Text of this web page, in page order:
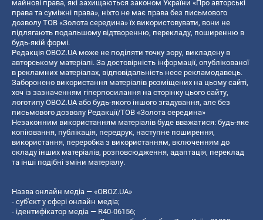
майнові права, які захищаються законом України «Про авторські
права та суміжні права», ніхто не має права без письмового
дозволу ТОВ «Золота середина» їх використовувати, вони не
підлягають подальшому відтворенню, перекладу, поширенню в
будь-якій формі.
Редакція OBOZ.UA може не поділяти точку зору, викладену в
авторському матеріалі. За достовірність інформації, опублікованої
в рекламних матеріалах, відповідальність несе рекламодавець.
Заборонено використання матеріалів розміщених на цьому сайті,
хоч із зазначенням гіперпосилання на сторінку цього сайту,
логотипу OBOZ.UA або будь-якого іншого згадування, але без
письмового дозволу Редакції/ТОВ «Золота середина»
Незаконним використанням матеріалів буде вважатися: будь-яке
копiювання, публiкацiя, передрук, наступне поширення,
використання, переробка з використанням, включенням до
складу інших матеріалів, розповсюдження, адаптація, переклад
та інші подібні зміни матеріалу.
Назва онлайн медіа — «OBOZ.UA»
- суб'єкт у сфері онлайн медіа;
- ідентифікатор медіа — R40-06156;